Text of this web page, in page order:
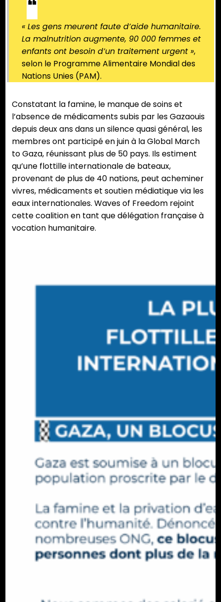
« Les gens meurent faute d’aide humanitaire.
La malnutrition augmente, 90 000 femmes et
enfants ont besoin d’un traitement urgent »,
selon le Programme Alimentaire Mondial des
Nations Unies (PAM).
Constatant la famine, le manque de soins et
l’absence de médicaments subis par les Gazaouis
depuis deux ans dans un silence quasi général, les
membres ont participé en juin à la Global March
to Gaza, réunissant plus de 50 pays. Ils estiment
qu’une flottille internationale de bateaux,
provenant de plus de 40 nations, peut acheminer
vivres, médicaments et soutien médiatique via les
eaux internationales. Waves of Freedom rejoint
cette coalition en tant que délégation française à
vocation humanitaire.